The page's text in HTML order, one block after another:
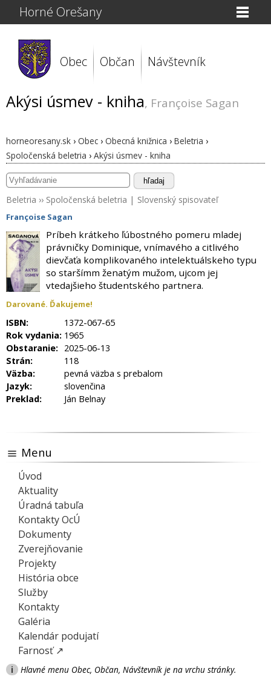
Horné Orešany
Obec Občan Návštevník
Akýsi úsmev - kniha, Françoise Sagan
horneoresany.sk › Obec › Obecná knižnica › Beletria ›
Spoločenská beletria › Akýsi úsmev - kniha
hľadaj
Beletria ›› Spoločenská beletria | Slovenský spisovateľ
Françoise Sagan
Príbeh krátkeho ľúbostného pomeru mladej
právničky Dominique, vnímavého a citlivého
dievčaťa komplikovaného intelektuálskeho typu
so staršímm ženatým mužom, ujcom jej
vtedajšieho študentského partnera.
Darované. Ďakujeme!
ISBN:
1372-067-65
Rok vydania: 1965
Obstaranie: 2025-06-13
Strán:
118
Väzba:
pevná väzba s prebalom
Jazyk:
slovenčina
Preklad:
Ján Belnay
Menu
Úvod
Aktuality
Úradná tabuľa
Kontakty OcÚ
Dokumenty
Zverejňovanie
Projekty
História obce
Služby
Kontakty
Galéria
Kalendár podujatí
Farnosť ↗
i Hlavné menu Obec, Občan, Návštevník je na vrchu stránky.